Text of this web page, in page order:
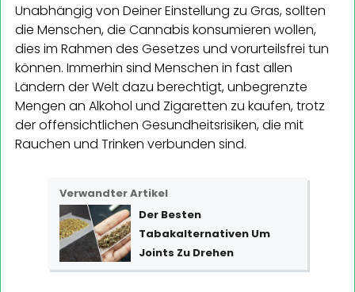
Unabhängig von Deiner Einstellung zu Gras, sollten
die Menschen, die Cannabis konsumieren wollen,
dies im Rahmen des Gesetzes und vorurteilsfrei tun
können. Immerhin sind Menschen in fast allen
Ländern der Welt dazu berechtigt, unbegrenzte
Mengen an Alkohol und Zigaretten zu kaufen, trotz
der offensichtlichen Gesundheitsrisiken, die mit
Rauchen und Trinken verbunden sind.
Verwandter Artikel
Der Besten
Tabakalternativen Um
Joints Zu Drehen